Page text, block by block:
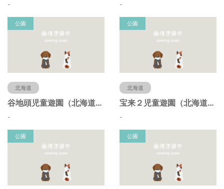
- -
公園
北海道
谷地頭児童遊園（北海道函館市）
-
公園
北海道
宝来２児童遊園（北海道函館市）
-
公園 公園